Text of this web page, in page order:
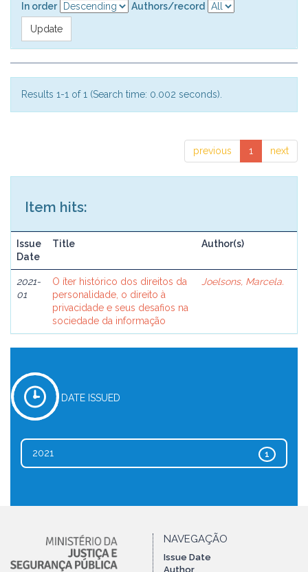
In order
Authors/record
Results 1-1 of 1 (Search time: 0.002 seconds).
previous 1 next
Item hits:
Issue
Date
Title Author(s)
2021-
01
O íter histórico dos direitos da
personalidade, o direito à
privacidade e seus desafios na
sociedade da informação
Joelsons, Marcela.
DATE ISSUED
1
2021
NAVEGAÇÃO
Issue Date
Author